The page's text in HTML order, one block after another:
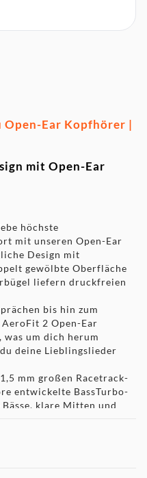
und filtern gleichzeitig
Musik mit nur
durch IP55-Schutz
ganz einfach zwischen
USB-C Kabel
Ear Kopfhörer |
mit Open-Ear
höchste
mit unseren Open-Ear
Design mit
gewölbte Oberfläche
liefern druckfreien
bis hin zum
2 Open-Ear
um dich herum
deine Lieblingslieder
mm großen Racetrack-
entwickelte BassTurbo-
klare Mitten und